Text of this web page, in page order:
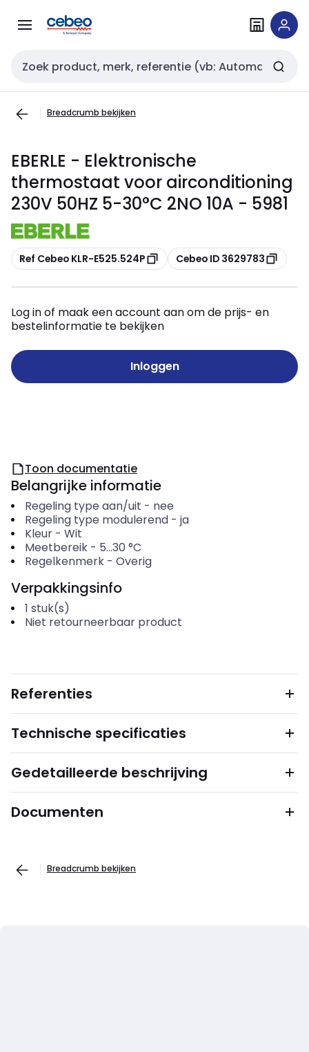
naar
naar
Zoekveld invoer
Breadcrumb bekijken
EBERLE - Elektronische
thermostaat voor airconditioning
230V 50HZ 5-30°C 2NO 10A - 5981
Kopiëren
Ref Cebeo KLR-E525.524P Kopiëren
Cebeo ID 3629783
Log in of maak een account aan om de prijs- en
bestelinformatie te bekijken
Inloggen
Toon documentatie
Belangrijke informatie
Regeling type aan/uit - nee
Regeling type modulerend- ja
Kleur- Wit
Meetbereik- 5...30 °C
Regelkenmerk- Overig
Verpakkingsinfo
1 stuk(s)
Niet retourneerbaar product
Referenties
Technische specificaties
Gedetailleerde beschrijving
Documenten
Breadcrumb bekijken